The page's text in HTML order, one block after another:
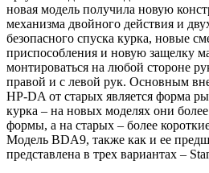
новая модель получила новую
механизма двойного действия и
безопасного спуска курка, новые
приспособления и новую защелку
монтироваться на любой стороне
правой и с левой рук. Основным
HP-DA от старых является форма
курка – на новых моделях они
формы, а на старых – более
Модель BDA9, также как и ее
представлена в трех вариантах –